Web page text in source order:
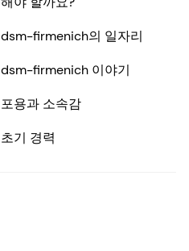
dsm-firmenich의 일자리
dsm-firmenich 이야기
포용과 소속감
초기 경력